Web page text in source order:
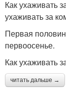
Как ухаживать
ухаживать за
Первая
первоосенье.
Как ухаживать
читать дальше →